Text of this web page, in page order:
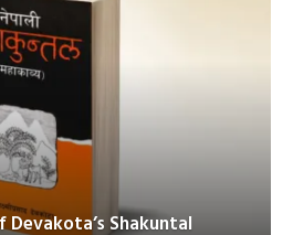
Devakota’s Shakuntal